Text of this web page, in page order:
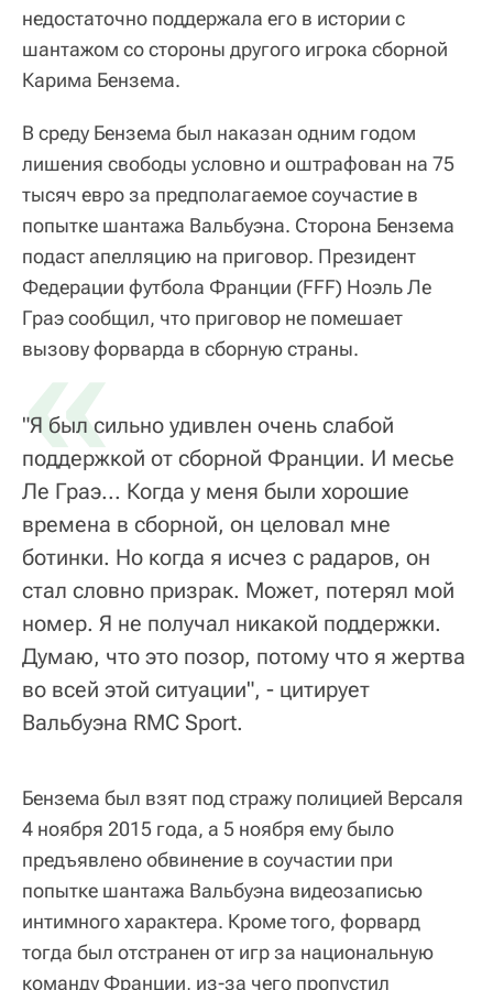
недостаточно поддержала его в истории с
шантажом со стороны другого игрока сборной
Карима Бензема.
В среду Бензема был наказан одним годом
лишения свободы условно и оштрафован на 75
тысяч евро за предполагаемое соучастие в
попытке шантажа Вальбуэна. Сторона Бензема
подаст апелляцию на приговор. Президент
Федерации футбола Франции (FFF) Ноэль Ле
Граэ сообщил, что приговор не помешает
вызову форварда в сборную страны.
«
"Я был сильно удивлен очень слабой
поддержкой от сборной Франции. И месье
Ле Граэ... Когда у меня были хорошие
времена в сборной, он целовал мне
ботинки. Но когда я исчез с радаров, он
стал словно призрак. Может, потерял мой
номер. Я не получал никакой поддержки.
Думаю, что это позор, потому что я жертва
во всей этой ситуации", - цитирует
Вальбуэна RMC Sport.
Бензема был взят под стражу полицией Версаля
4 ноября 2015 года, а 5 ноября ему было
предъявлено обвинение в соучастии при
попытке шантажа Вальбуэна видеозаписью
интимного характера. Кроме того, форвард
тогда был отстранен от игр за национальную
команду Франции, из-за чего пропустил